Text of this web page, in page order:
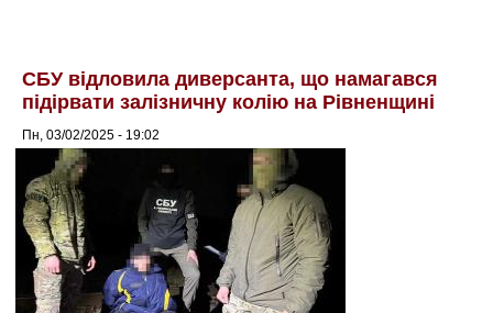
СБУ відловила диверсанта, що намагався
підірвати залізничну колію на Рівненщині
Пн, 03/02/2025 - 19:02